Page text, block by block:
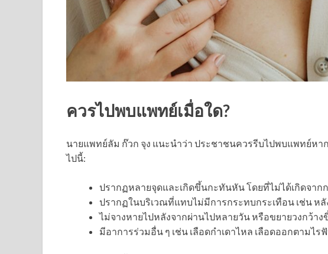
ควรไปพบแพทย์เมื่อใด?
นายแพทย์ลัม ก๊วก จุง แนะนำว่า ประชาชนควรรีบไปพบแพทย์
ไปนี้:
ปรากฏหลายจุดและเกิดขึ้นกะทันหัน โดยที่ไม่ได้เกิดจา
ปรากฏในบริเวณที่แทบไม่มีการกระทบกระเทือน เช่น ห
ไม่จางหายไปหลังจากผ่านไปหลายวัน หรือขยายวงกว้า
มีอาการร่วมอื่น ๆ เช่น เลือดกำเดาไหล เลือดออกตามไ